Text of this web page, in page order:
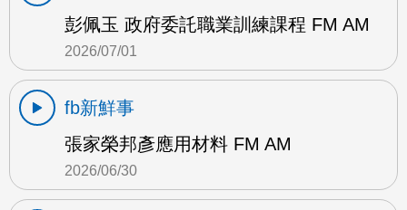
彭佩玉 政府委託職業訓練課程 FM AM
2026/07/01
fb新鮮事
張家榮邦彥應用材料 FM AM
2026/06/30